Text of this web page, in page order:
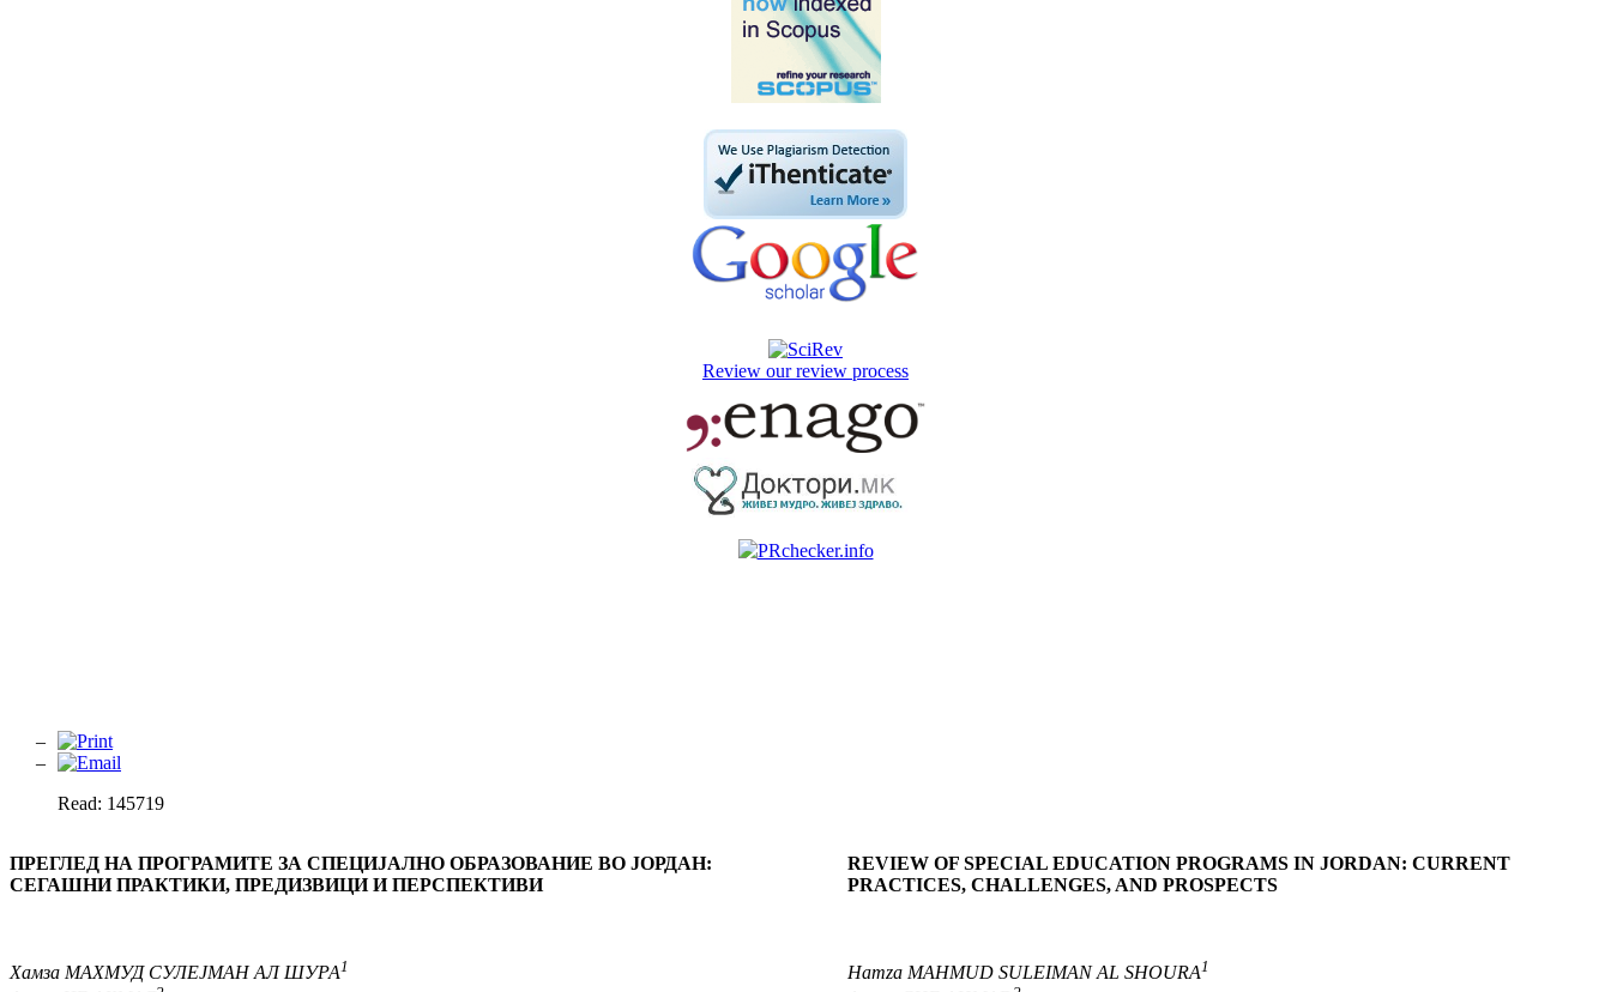
Review our review process
Read: 145719
ПРЕГЛЕД НА ПРОГРАМИТЕ ЗА СПЕЦИЈАЛНО ОБРАЗОВАНИЕ ВО ЈОРДАН:
СЕГАШНИ ПРАКТИКИ, ПРЕДИЗВИЦИ И ПЕРСПЕКТИВИ
Хамза МАХМУД СУЛЕЈМАН АЛ ШУРА1
REVIEW OF SPECIAL EDUCATION PROGRAMS IN JORDAN: CURRENT
PRACTICES, CHALLENGES, AND PROSPECTS
Hamza MAHMUD SULEIMAN AL SHOURA1